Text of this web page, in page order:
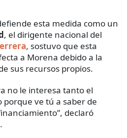
esta medida como un
, el dirigente nacional del
, sostuvo que esta
a Morena debido a la
sus recursos propios.
no le interesa tanto el
ve tú a saber de
declaró